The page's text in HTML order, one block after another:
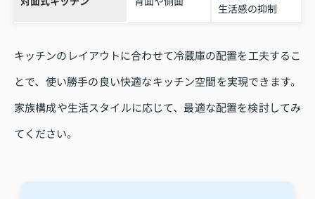
生活感の抑制
キッチンのレイアウトに合わせて冷蔵庫の配置を工夫するこ
とで、使い勝手の良い快適なキッチン空間を実現できます。
家族構成や生活スタイルに応じて、最適な配置を検討してみ
てください。